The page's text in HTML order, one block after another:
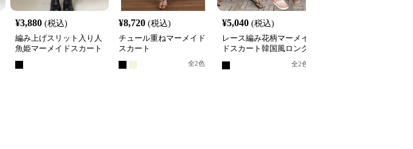
¥3,880 (税込)
編み上げスリット入り人
魚姫マーメイドスカート
¥8,720 (税込)
チュール重ねマーメイド
スカート
全2色
¥5,040 (税込)
レース編み花柄マーメイ
ドスカート韓国風ロング
全2色